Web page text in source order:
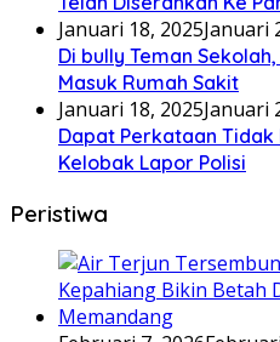
Januari 18, 2025Januari
Di bully Teman
Masuk Rumah Sakit
Januari 18, 2025Januari
Dapat Perkataan Tidak
Kelobak Lapor Polisi
Peristiwa